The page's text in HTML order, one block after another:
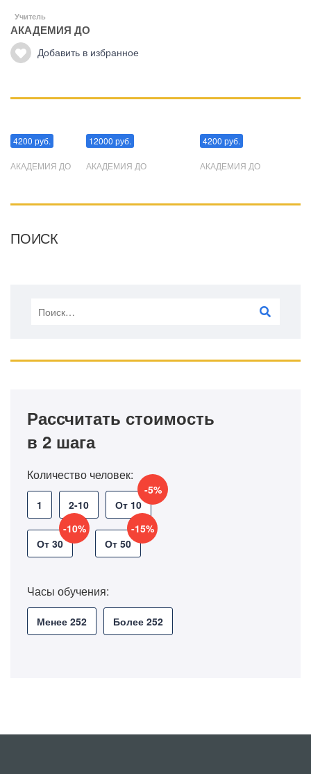
Учитель
АКАДЕМИЯ ДО
Добавить в избранное
4200 руб.
АКАДЕМИЯ ДО
12000 руб.
АКАДЕМИЯ ДО
4200 руб.
АКАДЕМИЯ ДО
ПОИСК
Рассчитать стоимость
в 2 шага
Количество человек:
1 2-10 От 10
-5%
От 30
-10%
От 50
-15%
Часы обучения:
Менее 252 Более 252